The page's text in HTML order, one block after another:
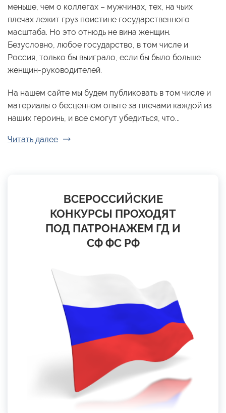
меньше, чем о коллегах – мужчинах, тех, на чьих
плечах лежит груз поистине государственного
масштаба. Но это отнюдь не вина женщин.
Безусловно, любое государство, в том числе и
Россия, только бы выиграло, если бы было больше
женщин-руководителей.
На нашем сайте мы будем публиковать в том числе и
материалы о бесценном опыте за плечами каждой из
наших героинь, и все смогут убедиться, что...
Читать далее
ВСЕРОССИЙСКИЕ
КОНКУРСЫ ПРОХОДЯТ
ПОД ПАТРОНАЖЕМ ГД И
СФ ФС РФ